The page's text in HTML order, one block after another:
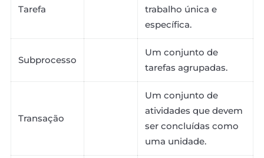
Tarefa
trabalho única e
específica.
Subprocesso
Um conjunto de
tarefas agrupadas.
Transação
Um conjunto de
atividades que devem
ser concluídas como
uma unidade.